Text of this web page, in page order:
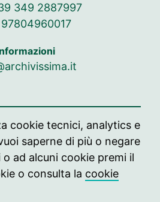
349 2887997
97804960017
Seguici su Facebook
Seguici su
Seguici su
archivissima
Press
cookie tecnici, analytics e
saperne di più o negare
ad alcuni cookie premi il
o consulta la cookie